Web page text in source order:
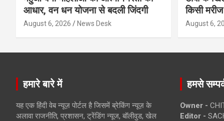
आधार, वन धन योजना से बदली जिंदगी
August 6, 2026 News Desk
किसी
August 6,
हमारे बारे में
यह एक हिंदी वेब न्यूज़ पोर्टल है जिसमें ब्रेकिंग न्यूज़ के
अलावा राजनीति, प्रशासन, ट्रेंडिंग न्यूज, बॉलीवुड, खेल
हमसे
Owner -
Editor -